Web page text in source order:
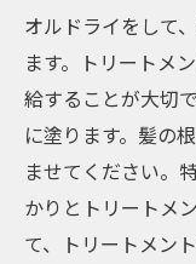
オルドライをして
ます。トリートメ
給することが大切
に塗ります。髪の
ませてください。
かりとトリートメ
て、トリートメン